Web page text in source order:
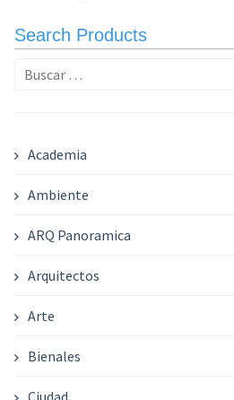
Search Products
Buscar:
Academia
Ambiente
ARQ Panoramica
Arquitectos
Arte
Bienales